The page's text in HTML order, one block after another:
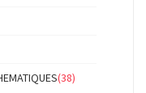
(38)